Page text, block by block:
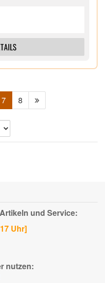
7 8
und Service:
Uhr]
nutzen: